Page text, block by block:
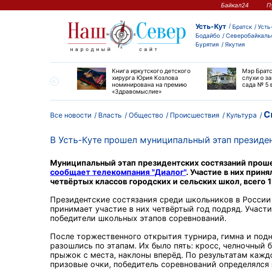
Байкал24
Усть-Кут Братск
Бодайбо
Бурятия
Якутия
большой эстафеты
Книга иркутского детского
хирурга Юрия Козлова
номинирована на премию
«Здравомыслие»
Мэр
слухи о
сада № 5
Все новости Власть Общество Происшествия Культура
В Усть-Куте прошел муниципальный этап
Муниципальный этап президентских состязаний
сообщает телекомпания "Диалог". Участие в них
четвёртых классов городских и сельских школ, всего
Президентские состязания среди школьников в
принимает участие в них четвёртый год подряд.
победители школьных этапов соревнований.
После торжественного открытия турнира, гимна и
разошлись по этапам. Их было пять: кросс, челночный
прыжок с места, наклоны вперёд. По результатам
призовые очки, победитель соревнований